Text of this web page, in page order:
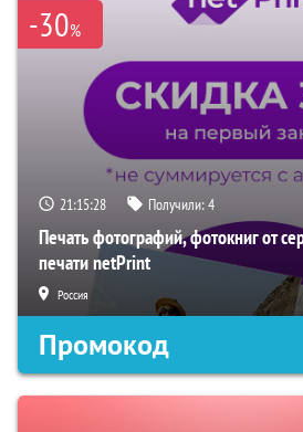
-30%
21:15:27 Получили:4
Печать фотографий, фотокниг от
печати netPrint
Россия
Промокод